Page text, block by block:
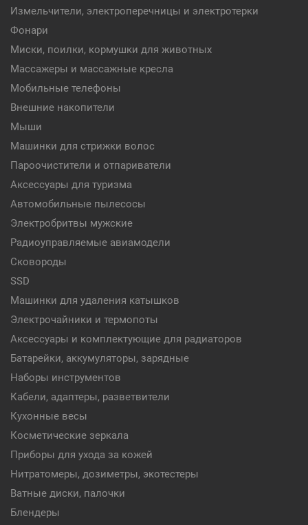
Измельчители, электроперечницы и электротерки
Фонари
Миски, поилки, кормушки для животных
Массажеры и массажные кресла
Мобильные телефоны
Внешние накопители
Мыши
Машинки для стрижки волос
Пароочистители и отпариватели
Аксессуары для туризма
Автомобильные пылесосы
Электробритвы мужские
Радиоуправляемые авиамодели
Сковороды
SSD
Машинки для удаления катышков
Электрочайники и термопоты
Аксессуары и комплектующие для радиаторов
Батарейки, аккумуляторы, зарядные
Наборы инструментов
Кабели, адаптеры, разветвители
Кухонные весы
Косметические зеркала
Приборы для ухода за кожей
Нитратомеры, дозиметры, экотестеры
Ватные диски, палочки
Блендеры